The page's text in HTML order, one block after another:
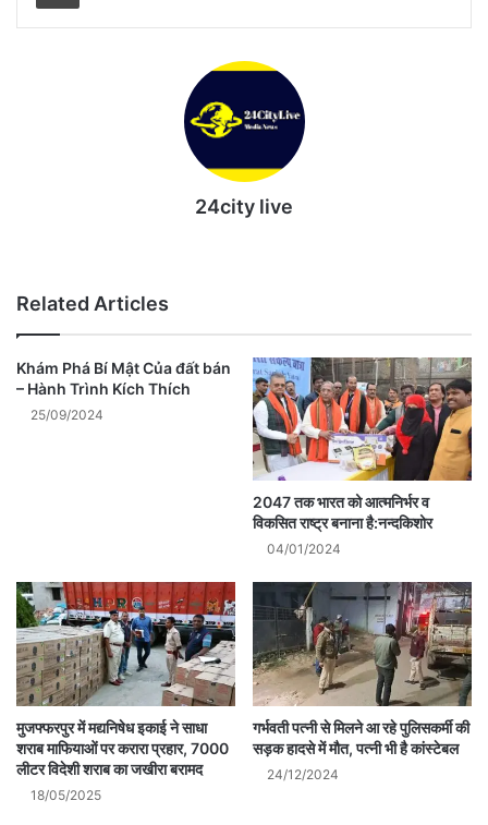
24city live
Related Articles
Khám Phá Bí Mật Của đất bán
– Hành Trình Kích Thích
25/09/2024
2047 तक भारत को आत्मनिर्भर व
विकसित राष्ट्र बनाना है:नन्दकिशोर
04/01/2024
मुजफ्फरपुर में मद्यनिषेध इकाई ने साधा
शराब माफियाओं पर करारा प्रहार, 7000
लीटर विदेशी शराब का जखीरा बरामद
18/05/2025
गर्भवती पत्नी से मिलने आ रहे पुलिसकर्मी की
सड़क हादसे में मौत, पत्नी भी है कांस्टेबल
24/12/2024